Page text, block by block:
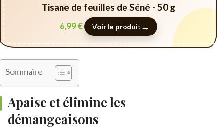
Tisane de feuilles de Séné - 50 g
6,99€ Voir le produit →
Sommaire
Apaise et élimine les
démangeaisons